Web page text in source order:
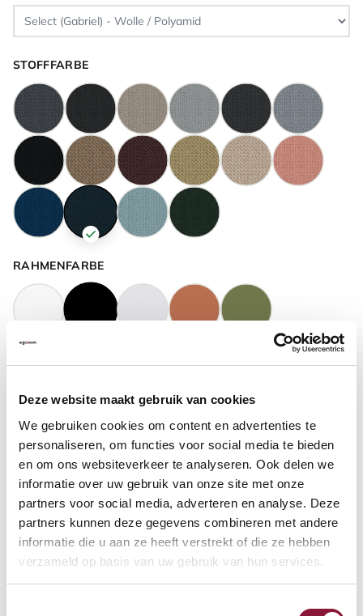
Deze website maakt gebruik van cookies
We gebruiken cookies om content en advertenties te
personaliseren, om functies voor social media te bieden
en om ons websiteverkeer te analyseren. Ook delen we
informatie over uw gebruik van onze site met onze
partners voor social media, adverteren en analyse. Deze
partners kunnen deze gegevens combineren met andere
informatie die u aan ze heeft verstrekt of die ze hebben
verzameld op basis van uw gebruik van hun services.
STOFFFARBE
RAHMENFARBE
GASFEDERHÖHE
BODENKONTAKT
FUSSRING ?